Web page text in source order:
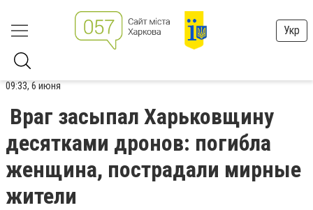
Укр
09:33, 6 июня
Враг засыпал Харьковщину
десятками дронов: погибла
женщина, пострадали мирные
жители